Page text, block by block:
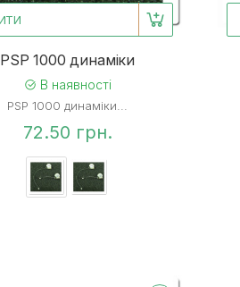
PSP 1000 динаміки
В наявності
PSP 1000 динаміки...
72.50 грн.